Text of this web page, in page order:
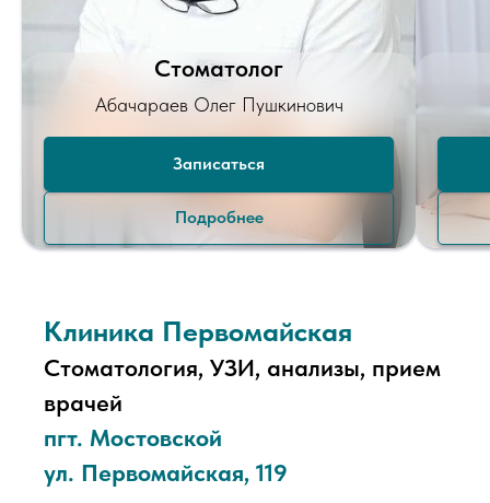
Стоматолог
Абачараев Олег Пушкинович
Записаться
Подробнее
Клиника Первомайская
Стоматология, УЗИ, анализы, прием
врачей
пгт. Мостовской
ул. Первомайская, 119